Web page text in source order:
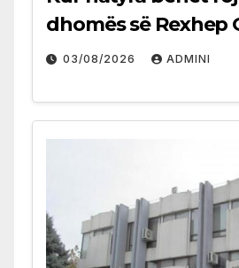
dhomës së Rexhep
03/08/2026 ADMINI